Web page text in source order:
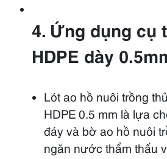
4. Ứng dụng cụ
HDPE dày
Lót ao hồ nuôi trồng
HDPE 0.5 mm là lựa
đáy và bờ ao hồ nuôi
ngăn nước thẩm thấu